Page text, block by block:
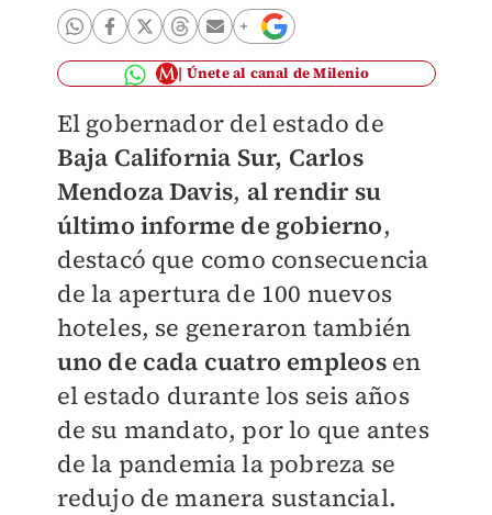
Únete al canal de Milenio
El gobernador del estado de
Baja California Sur, Carlos
Mendoza Davis, al rendir su
último informe de gobierno,
destacó que como consecuencia
de la apertura de 100 nuevos
hoteles, se generaron también
uno de cada cuatro empleosen
el estado durante los seis años
de su mandato, por lo que antes
de la pandemia la pobreza se
redujo de manera sustancial.